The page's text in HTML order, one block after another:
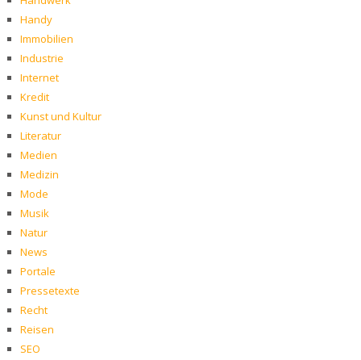
Handy
Immobilien
Industrie
Internet
Kredit
Kunst und Kultur
Literatur
Medien
Medizin
Mode
Musik
Natur
News
Portale
Pressetexte
Recht
Reisen
SEO